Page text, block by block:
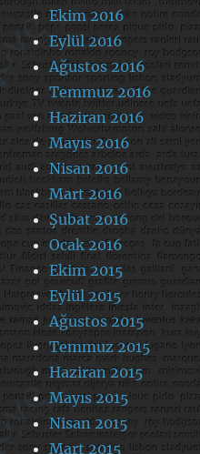
Ekim 2016
Eylül 2016
Ağustos 2016
Temmuz 2016
Haziran 2016
Mayıs 2016
Nisan 2016
Mart 2016
Şubat 2016
Ocak 2016
Ekim 2015
Eylül 2015
Ağustos 2015
Temmuz 2015
Haziran 2015
Mayıs 2015
Nisan 2015
Mart 2015